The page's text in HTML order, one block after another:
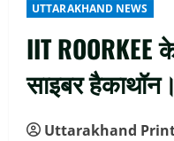
UTTARAKHAND NEWS
IIT ROORKEE
साइबर हैकाथॉन।
Uttarakhand